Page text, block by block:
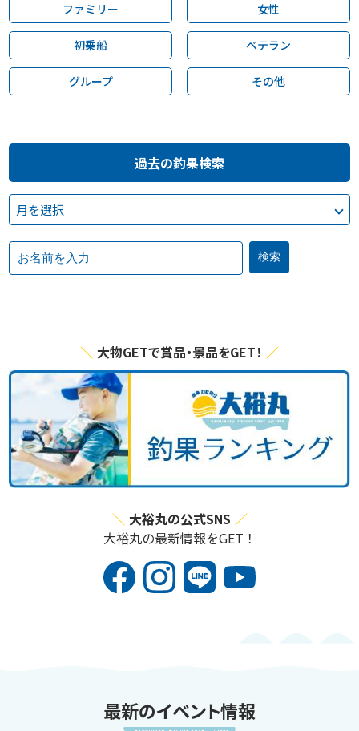
ファミリー 女性
初乗船 ベテラン
グループ その他
過去の釣果検索
大物GETで賞品・景品をGET！
大裕丸の公式SNS
大裕丸の最新情報をGET！
最新のイベント情報